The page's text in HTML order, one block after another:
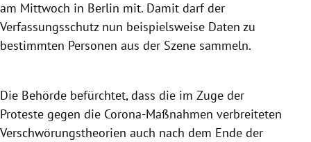
am Mittwoch in Berlin mit. Damit darf der
Verfassungsschutz nun beispielsweise Daten zu
bestimmten Personen aus der Szene sammeln.
Die Behörde befürchtet, dass die im Zuge der
Proteste gegen die Corona-Maßnahmen verbreiteten
Verschwörungstheorien auch nach dem Ende der